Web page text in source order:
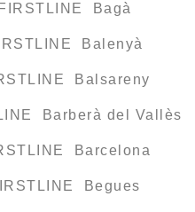
Bagà
Balenyà
Balsareny
Barberà del Vallès
Barcelona
Begues